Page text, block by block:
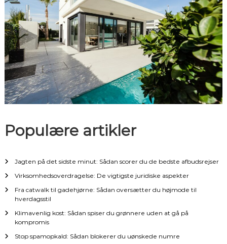
a
v
i
g
a
t
i
o
Populære artikler
Jagten på det sidste minut: Sådan scorer du de bedste afbudsrejser
Virksomhedsoverdragelse: De vigtigste juridiske aspekter
Fra catwalk til gadehjørne: Sådan oversætter du højmode til
hverdagsstil
Klimavenlig kost: Sådan spiser du grønnere uden at gå på
kompromis
Stop spamopkald: Sådan blokerer du uønskede numre